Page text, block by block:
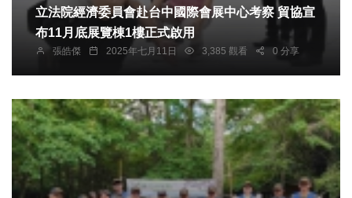
立法院經濟委員會赴台中國際會展中心考察 貿協宣
布11月底展覽棟1樓正式啟用
張皓傑 2025年七月11日 3,385 觀看 0 分享